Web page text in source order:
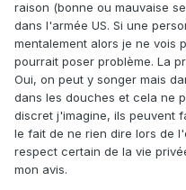
raison (bonne ou mauvaise
dans l'armée US. Si une
mentalement alors je ne vois
pourrait poser problème. La
Oui, on peut y songer mais
dans les douches et cela ne
discret j'imagine, ils peuvent
le fait de ne rien dire lors de
respect certain de la vie
mon avis.